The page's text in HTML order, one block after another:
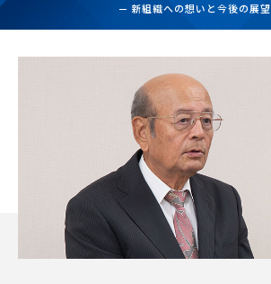
新組織への想いと今後の展望